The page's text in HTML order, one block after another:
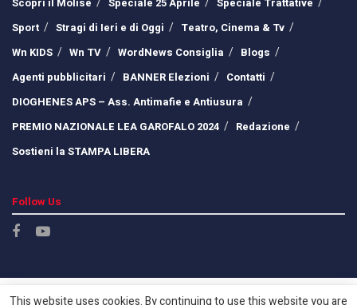
Scopri il Molise
Speciale 25 Aprile
Speciale Trattative
Sport
Stragi di Ieri e di Oggi
Teatro, Cinema & Tv
Wn KIDS
Wn TV WordNews Consiglia
Blogs
Agenti pubblicitari
BANNER Elezioni
Contatti
DIOGHENES APS – Ass. Antimafie e Antiusura
PREMIO NAZIONALE LEA GAROFALO 2024
Redazione
Sostieni la STAMPA LIBERA
Follow Us
This website uses cookies. By continuing to use this website you are